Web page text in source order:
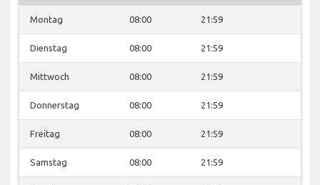
Montag 08:00 21:59
Dienstag 08:00 21:59
Mittwoch 08:00 21:59
Donnerstag 08:00 21:59
Freitag 08:00 21:59
Samstag 08:00 21:59